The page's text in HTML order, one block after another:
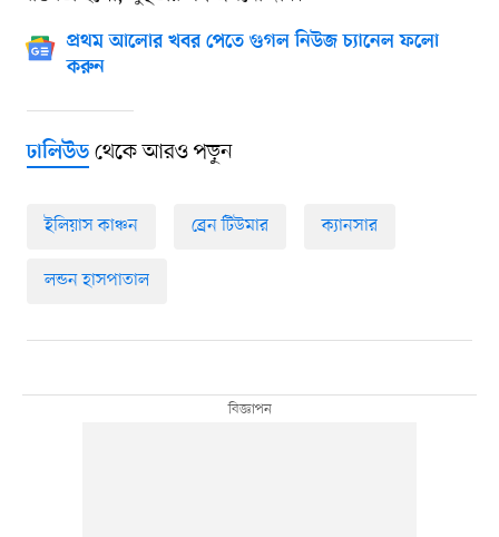
প্রথম আলোর খবর পেতে গুগল নিউজ চ্যানেল ফলো
করুন
ঢালিউডথেকে আরও পড়ুন
ইলিয়াস কাঞ্চন ব্রেন টিউমার ক্যানসার
লন্ডন হাসপাতাল